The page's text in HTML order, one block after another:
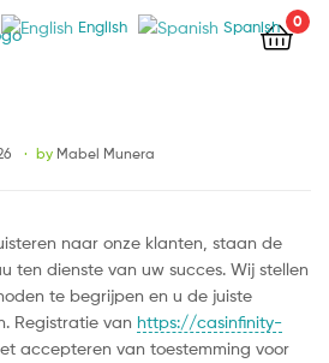
0
by Mabel Munera
naar onze klanten, staan de
ten dienste van uw succes. Wij stellen
te begrijpen en u de juiste
Registratie van https://casinfinity-
accepteren van toestemming voor
English Spanish